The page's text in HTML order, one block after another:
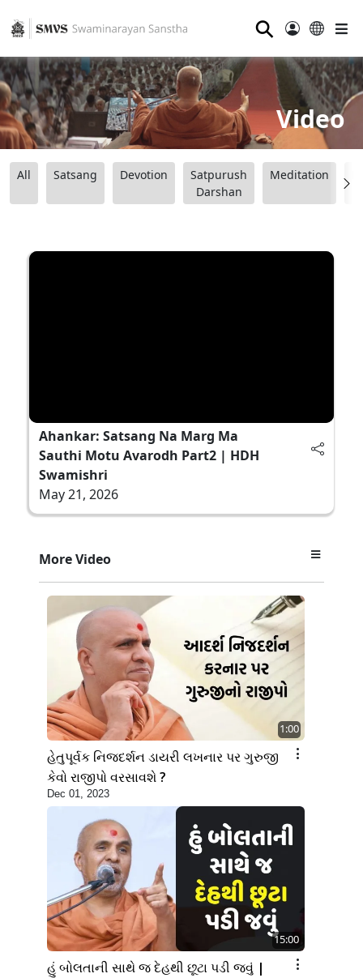
⚲
Video
All Satsang Devotion
Satpurush
Darshan
Meditation
Ahankar: Satsang Na Marg Ma
Sauthi Motu Avarodh Part2 | HDH
Swamishri
May 21, 2026
More Video
1:00
હેતુપૂર્વક નિજદર્શન ડાયરી લખનાર પર ગુરુજી
કેવો રાજીપો વરસાવશે ?
Dec 01, 2023
15:00
હું બોલતાની સાથે જ દેહથી છૂટા પડી જવું |